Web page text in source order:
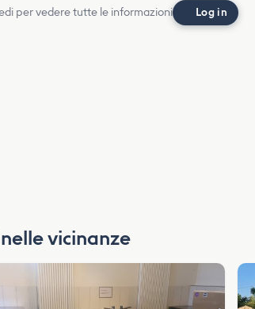
per vedere tutte le informazioni Log in
vicinanze